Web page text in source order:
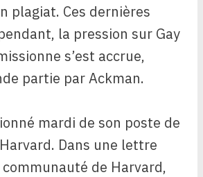
plagiat. Ces dernières
la pression sur Gay
s’est accrue,
partie par Ackman.
mardi de son poste de
Dans une lettre
de Harvard,